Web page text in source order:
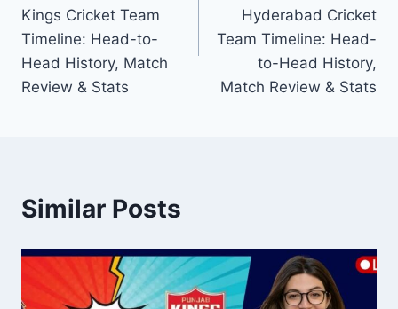
Kings Cricket Team
Timeline: Head-to-
Head History, Match
Review & Stats
Hyderabad Cricket
Team Timeline: Head-
to-Head History,
Match Review & Stats
Similar Posts